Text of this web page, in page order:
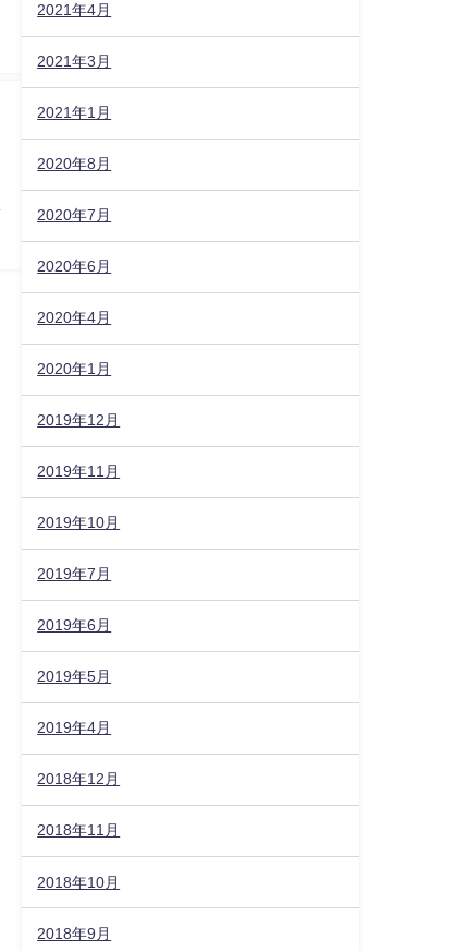
2021年4月
2021年3月
2021年1月
2020年8月
2020年7月
2020年6月
2020年4月
2020年1月
2019年12月
2019年11月
2019年10月
2019年7月
2019年6月
2019年5月
2019年4月
2018年12月
2018年11月
2018年10月
2018年9月